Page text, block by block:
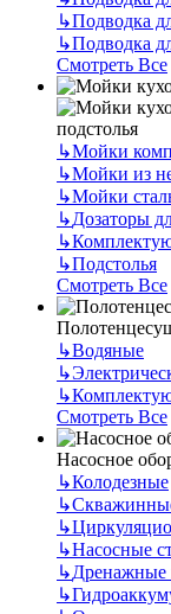
↳Подводка
↳Подводка
Смотреть Все
подстолья
↳Мойки
↳Мойки из
↳Мойки
↳Дозаторы
↳
↳Подстолья
Смотреть Все
↳Водяные
↳
↳
Смотреть Все
Насосное
↳Колодезные
↳
↳
↳Насосные
↳Дренажные
↳